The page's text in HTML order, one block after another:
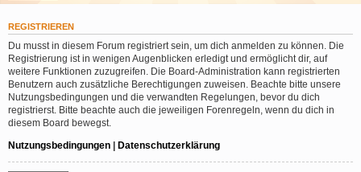
REGISTRIEREN
Du musst in diesem Forum registriert sein, um dich anmelden zu können. Die
Registrierung ist in wenigen Augenblicken erledigt und ermöglicht dir, auf
weitere Funktionen zuzugreifen. Die Board-Administration kann registrierten
Benutzern auch zusätzliche Berechtigungen zuweisen. Beachte bitte unsere
Nutzungsbedingungen und die verwandten Regelungen, bevor du dich
registrierst. Bitte beachte auch die jeweiligen Forenregeln, wenn du dich in
diesem Board bewegst.
Nutzungsbedingungen | Datenschutzerklärung